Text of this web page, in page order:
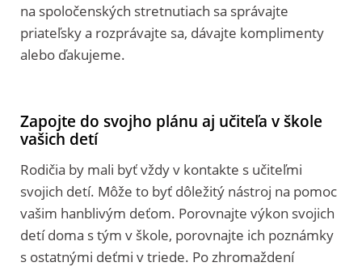
na spoločenských stretnutiach sa správajte
priateľsky a rozprávajte sa, dávajte komplimenty
alebo ďakujeme.
Zapojte do svojho plánu aj učiteľa v škole
vašich detí
Rodičia by mali byť vždy v kontakte s učiteľmi
svojich detí. Môže to byť dôležitý nástroj na pomoc
vašim hanblivým deťom. Porovnajte výkon svojich
detí doma s tým v škole, porovnajte ich poznámky
s ostatnými deťmi v triede. Po zhromaždení